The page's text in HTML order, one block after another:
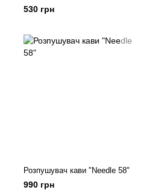
530 грн
Розпушувач кави "Needle 58"
990 грн